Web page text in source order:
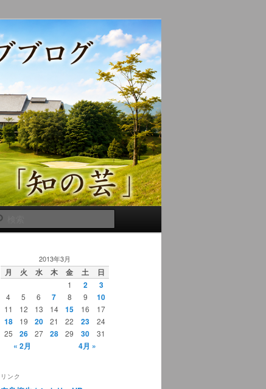
索
2013年3月
月 火 水 木 金 土 日
1 2 3
4 5 6 7 8 9 10
11 12 13 14 15 16 17
18 19 20 21 22 23
24
25
26 27 28 29 30 31
« 2月 4月 »
リンク